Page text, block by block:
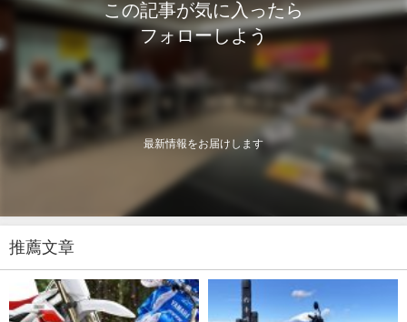
この記事が気に入ったら
フォローしよう
最新情報をお届けします
推薦文章